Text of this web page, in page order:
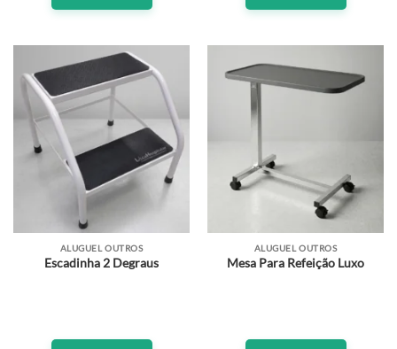
ALUGUEL OUTROS
Escadinha 2 Degraus
ALUGUEL OUTROS
Mesa Para Refeição Luxo